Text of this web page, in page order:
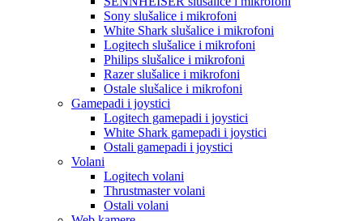
Sony slušalice i mikrofoni
White Shark slušalice i mikrofoni
Logitech slušalice i mikrofoni
Philips slušalice i mikrofoni
Razer slušalice i mikrofoni
Ostale slušalice i mikrofoni
Gamepadi i joystici
Logitech gamepadi i joystici
White Shark gamepadi i joystici
Ostali gamepadi i joystici
Volani
Logitech volani
Thrustmaster volani
Ostali volani